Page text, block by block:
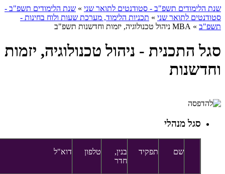
שנת הלימודים תשפ"ב - סטודנטים לתואר שני » שנת הלימודים תשפ"ב -
סטודנטים לתואר שני » תכניות הלימוד, מערכת שעות ולוח בחינות -
תשפ"ב » MBA ניהול טכנולוגיה, יזמות וחדשנות תשפ"ב
סגל התכנית - ניהול טכנולוגיה, יזמות
וחדשנות
סגל מנהלי
שם תפקיד
בנין,
חדר
טלפון דוא"ל